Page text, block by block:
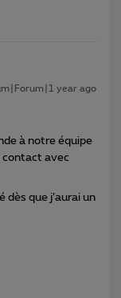
year ago
à notre équipe
contact avec
que j’aurai un